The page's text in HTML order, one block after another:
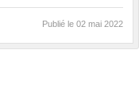
Publié le 02 mai 2022